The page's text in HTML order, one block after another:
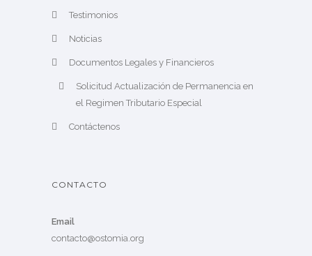
Testimonios
Noticias
Documentos Legales y Financieros
Solicitud Actualización de Permanencia en
el Regimen Tributario Especial
Contáctenos
CONTACTO
Email
contacto@ostomia.org